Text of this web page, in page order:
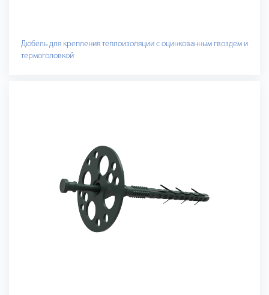
Дюбель для крепления теплоизоляции с оцинкованным гвоздем и
термоголовкой